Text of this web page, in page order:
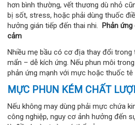
hơn bình thường, vết thương dù nhỏ
bị sốt, stress, hoặc phải dùng thuốc
hưởng gián tiếp đến thai nhi. Phản
cảm
Nhiều mẹ bầu có cơ địa thay đổi trong
mẩn – dễ kích ứng. Nếu phun môi
phản ứng mạnh với mực hoặc thuốc tê
MỰC PHUN KÉM CHẤT
Nếu không may dùng phải mực chứa
công nghiệp, nguy cơ ảnh hưởng đến